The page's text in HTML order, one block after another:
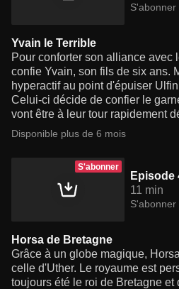
S'abonner
Yvain le Terrible
Pour conforter son alliance avec
confie Yvain, son fils de six ans.
hyperactif au point d'épuiser
Celui-ci décide de confier le
vont être à leur tour rapidement
Disponible plus de 6 mois
S'abonner
Episode
11 min
S'abonner
Horsa de Bretagne
Grâce à un globe magique,
celle d'Uther. Le royaume est
toujours été le roi de Bretagne et